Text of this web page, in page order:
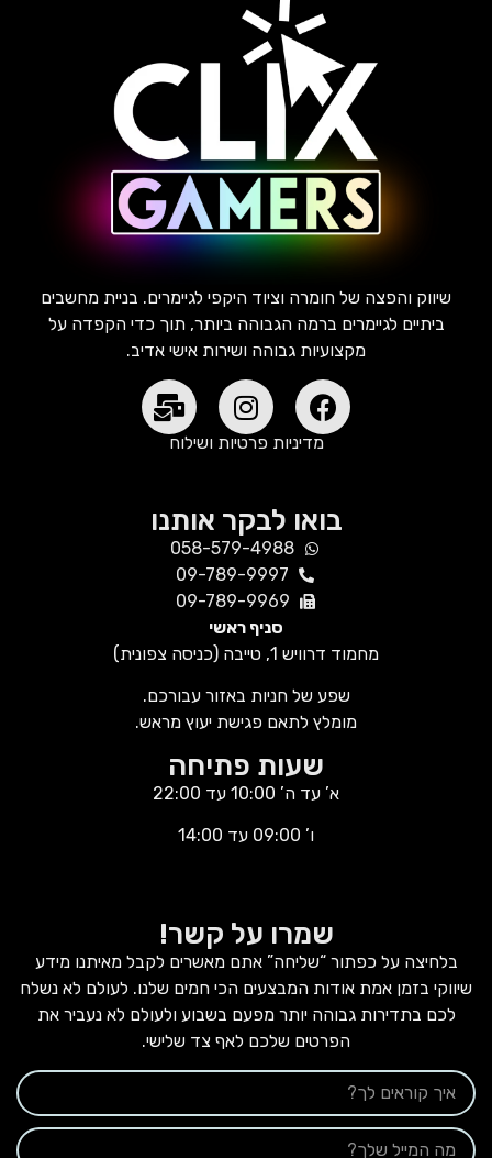
שיווק והפצה של חומרה וציוד היקפי לגיימרים. בניית מחשבים
ביתיים לגיימרים ברמה הגבוהה ביותר, תוך כדי הקפדה על
מקצועיות גבוהה ושירות אישי אדיב.
מדיניות פרטיות ושילוח
בואו לבקר אותנו
058-579-4988
09-789-9997
09-789-9969
סניף ראשי
מחמוד דרוויש 1, טייבה (כניסה צפונית)
שפע של חניות באזור עבורכם.
מומלץ לתאם פגישת יעוץ מראש.
שעות פתיחה
א’ עד ה’ 10:00 עד 22:00
ו’ 09:00 עד 14:00
שמרו על קשר!
בלחיצה על כפתור “שליחה” אתם מאשרים לקבל מאיתנו מידע
שיווקי בזמן אמת אודות המבצעים הכי חמים שלנו. לעולם לא נשלח
לכם בתדירות גבוהה יותר מפעם בשבוע ולעולם לא נעביר את
הפרטים שלכם לאף צד שלישי.